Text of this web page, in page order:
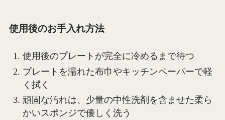
使用後のお手入れ方法
使用後のプレートが完全に冷めるまで待つ
プレートを濡れた布巾やキッチンペーパーで軽
く拭く
頑固な汚れは、少量の中性洗剤を含ませた柔ら
かいスポンジで優しく洗う